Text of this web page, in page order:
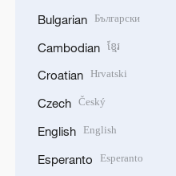
Bulgarian Български
Cambodian ខ្មែរ
Croatian Hrvatski
Czech Český
English English
Esperanto Esperanto